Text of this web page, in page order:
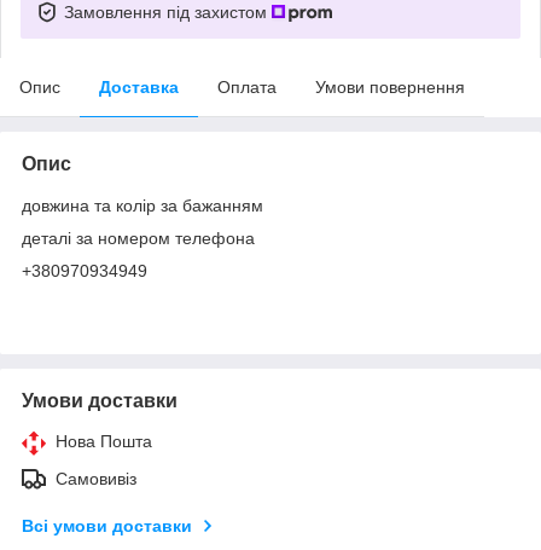
Замовлення під захистом
Опис Доставка Оплата Умови повернення
Опис
довжина та колір за бажанням
деталі за номером телефона
+380970934949
Умови доставки
Нова Пошта
Самовивіз
Всі умови доставки